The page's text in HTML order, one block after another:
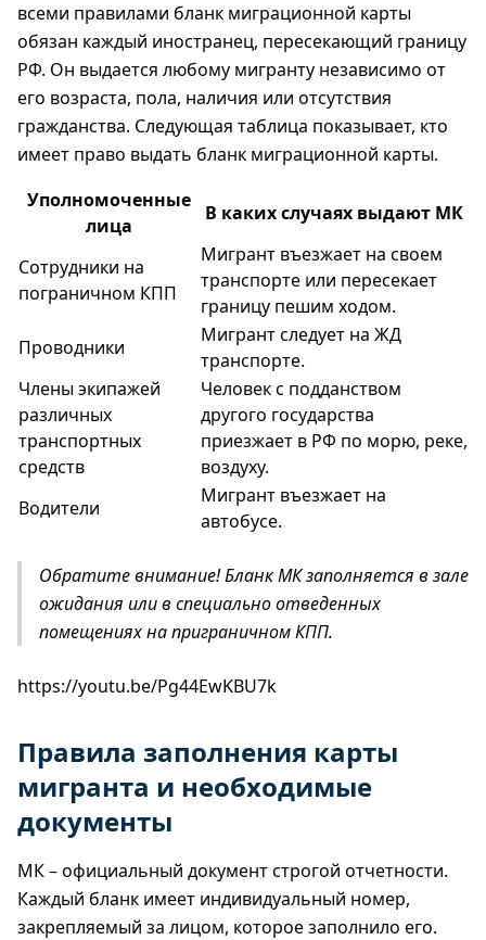
всеми правилами бланк миграционной карты
обязан каждый иностранец, пересекающий границу
РФ. Он выдается любому мигранту независимо от
его возраста, пола, наличия или отсутствия
гражданства. Следующая таблица показывает, кто
имеет право выдать бланк миграционной карты.
Уполномоченные
лица
В каких случаях выдают МК
Сотрудники на
пограничном КПП
Мигрант въезжает на своем
транспорте или пересекает
границу пешим ходом.
Проводники
Мигрант следует на ЖД
транспорте.
Члены экипажей
различных
транспортных
средств
Человек с подданством
другого государства
приезжает в РФ по морю, реке,
воздуху.
Водители
Мигрант въезжает на
автобусе.
Обратите внимание! Бланк МК заполняется в зале
ожидания или в специально отведенных
помещениях на приграничном КПП.
https://youtu.be/Pg44EwKBU7k
Правила заполнения карты
мигранта и необходимые
документы
МК – официальный документ строгой отчетности.
Каждый бланк имеет индивидуальный номер,
закрепляемый за лицом, которое заполнило его.